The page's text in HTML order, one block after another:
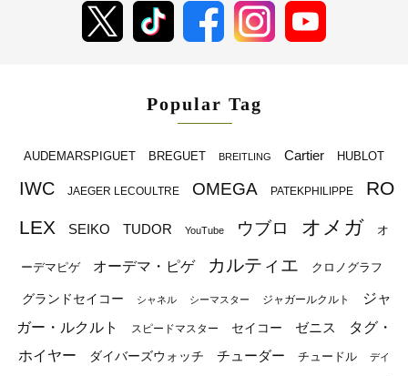
Popular Tag
AUDEMARSPIGUET BREGUET BREITLING Cartier HUBLOT
IWC JAEGER LECOULTRE OMEGA PATEKPHILIPPE
RO
LEX
SEIKO TUDOR YouTube ウブロ オメガ オ
ーデマピゲ オーデマ・ピゲ カルティエ クロノグラフ
グランドセイコー シャネル シーマスター ジャガールクルト
ジャ
ガー・ルクルト
スピードマスター セイコー ゼニス
タグ・
ホイヤー
ダイバーズウォッチ チューダー チュードル デイ